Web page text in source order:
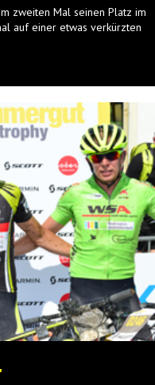
zweiten Mal seinen Platz im
auf einer etwas verkürzten